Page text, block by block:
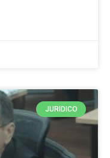
JURIDICO